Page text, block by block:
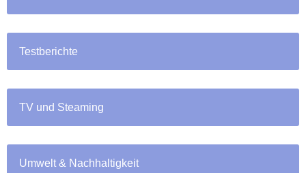
Testberichte
TV und Steaming
Umwelt & Nachhaltigkeit